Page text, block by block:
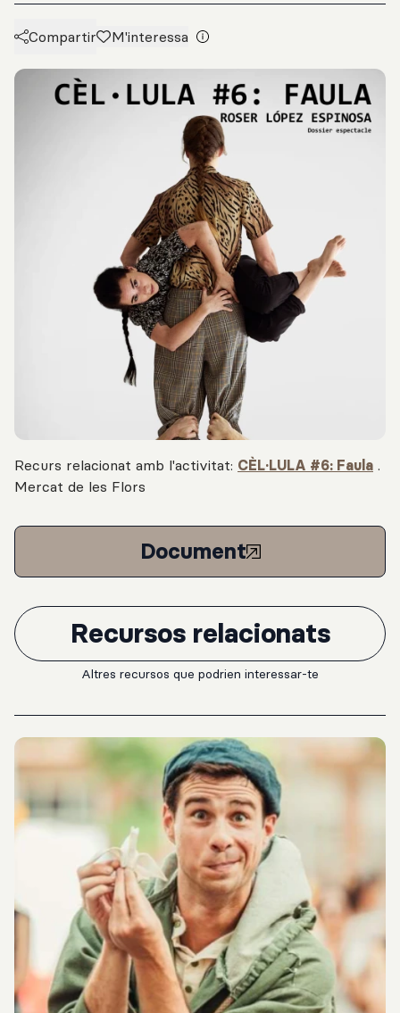
Compartir M'interessa
Recurs relacionat amb l'activitat: CÈL·LULA #6: Faula .
Mercat de les Flors
Document
Recursos relacionats
Altres recursos que podrien interessar-te